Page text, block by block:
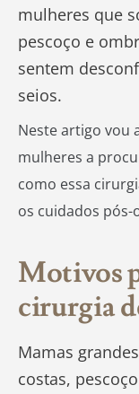
mulheres que
pescoço e
sentem
seios.
Neste artigo vou
mulheres a
como essa
os cuidados
Motivos
cirurgia
Mamas
costas,